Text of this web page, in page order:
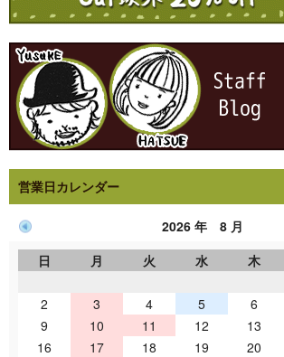
営業日カレンダー
2026 年 8 月
日
月 火 水 木
2
3 4 5 6
9
10 11 12 13
16
17 18 19 20